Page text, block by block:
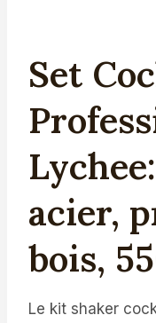
Set
acier,
bois,
Le kit shaker